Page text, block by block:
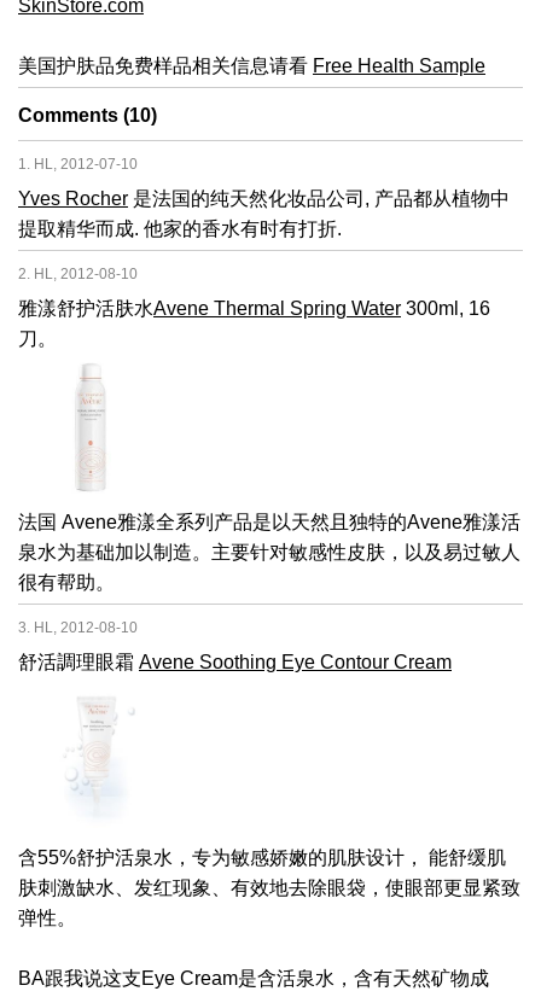
SkinStore.com
美国护肤品免费样品相关信息请看 Free Health Sample
Comments (10)
1. HL, 2012-07-10
Yves Rocher 是法国的纯天然化妆品公司, 产品都从植物中
提取精华而成. 他家的香水有时有打折.
2. HL, 2012-08-10
雅漾舒护活肤水Avene Thermal Spring Water 300ml, 16
刀。
法国 Avene雅漾全系列产品是以天然且独特的Avene雅漾活
泉水为基础加以制造。主要针对敏感性皮肤，以及易过敏人
很有帮助。
3. HL, 2012-08-10
舒活調理眼霜 Avene Soothing Eye Contour Cream
含55%舒护活泉水，专为敏感娇嫩的肌肤设计， 能舒缓肌
肤刺激缺水、发红现象、有效地去除眼袋，使眼部更显紧致
弹性。
BA跟我说这支Eye Cream是含活泉水，含有天然矿物成